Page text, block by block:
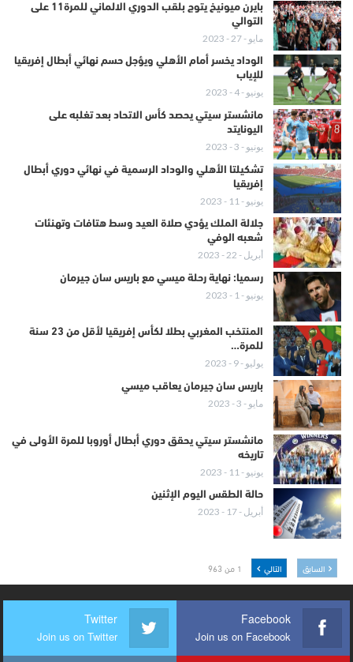
بايرن ميونيخ يتوج بلقب الدوري الالماني للمرة11 على
التوالي
مايو - 27 - 2023
الوداد يخسر أمام الأهلي ويؤجل حسم نهائي أبطال إفريقيا
للإياب
يونيو - 4 - 2023
مانشستر سيتي يحصد كأس الاتحاد بعد تغلبه على
اليونايتد
يونيو - 3 - 2023
تشكيلتا الأهلي والوداد الرسمية في نهائي دوري أبطال
إفريقيا
يونيو - 11 - 2023
جلالة الملك يؤدي صلاة العيد وسط هتافات وتهنئات
شعبه الوفي
أبريل - 22 - 2023
رسميا: نهاية رحلة ميسي مع باريس سان جيرمان
يونيو - 1 - 2023
المنتخب المغربي بطلا لكأس إفريقيا لأقل من 23 سنة
للمرة…
يوليو - 9 - 2023
باريس سان جيرمان يعاقب ميسي
مايو - 3 - 2023
مانشستر سيتي يحقق دوري أبطال أوروبا للمرة الأولى في
تاريخه
يونيو - 11 - 2023
حالة الطقس اليوم الإثنين
أبريل - 17 - 2023
السابق التالي 1 من 963
Facebook
Join us on Facebook
Twitter
Join us on Twitter